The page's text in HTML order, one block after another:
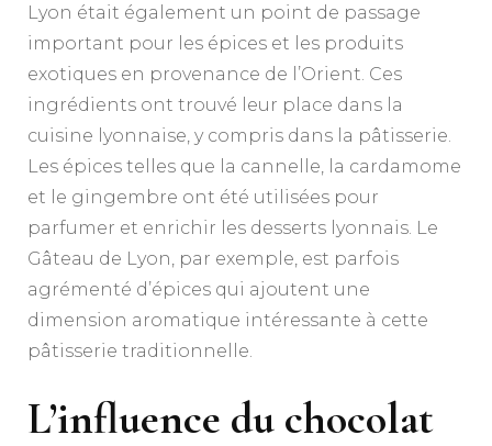
Lyon était également un point de passage
important pour les épices et les produits
exotiques en provenance de l’Orient. Ces
ingrédients ont trouvé leur place dans la
cuisine lyonnaise, y compris dans la pâtisserie.
Les épices telles que la cannelle, la cardamome
et le gingembre ont été utilisées pour
parfumer et enrichir les desserts lyonnais. Le
Gâteau de Lyon, par exemple, est parfois
agrémenté d’épices qui ajoutent une
dimension aromatique intéressante à cette
pâtisserie traditionnelle.
L’influence du chocolat